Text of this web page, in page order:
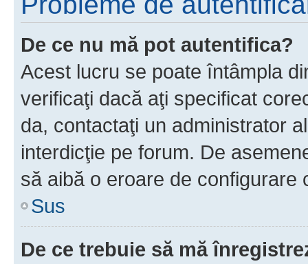
De ce nu mă pot autentifica?
Acest lucru se poate întâmpla
verificaţi dacă aţi specificat
da, contactaţi un administrator
interdicţie pe forum. De
să aibă o eroare de configurare
Sus
De ce trebuie să mă